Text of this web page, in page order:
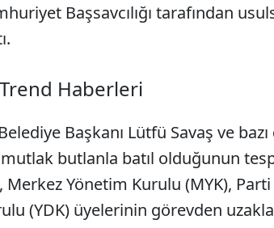
Başsavcılığı tarafından
Haberleri
Başkanı Lütfü Savaş ve
butlanla batıl olduğunun
Merkez Yönetim Kurulu (MYK),
(YDK) üyelerinin görevden